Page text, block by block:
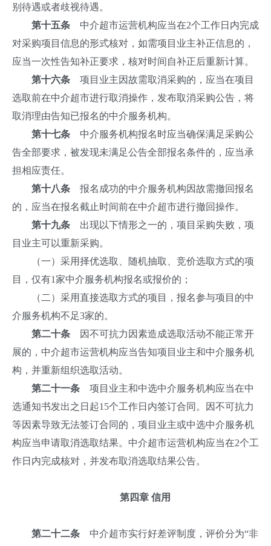
别待遇或者歧视待遇。
第十五条 中介超市运营机构应当在2个工作日内完成
对采购项目信息的形式核对，如需项目业主补正信息的，
应当一次性告知补正要求，核对时间自补正后重新计算。
第十六条 项目业主因故需取消采购的，应当在项目
选取前在中介超市进行取消操作，发布取消采购公告，将
取消理由告知已报名的中介服务机构。
第十七条 中介服务机构报名时应当确保满足采购公
告全部要求，被发现未满足公告全部报名条件的，应当承
担相应责任。
第十八条 报名成功的中介服务机构因故需撤回报名
的，应当在报名截止时间前在中介超市进行撤回操作。
第十九条 出现以下情形之一的，项目采购失败，项
目业主可以重新采购。
（一）采用择优选取、随机抽取、竞价选取方式的项
目，仅有1家中介服务机构报名或报价的；
（二）采用直接选取方式的项目，报名参与项目的中
介服务机构不足3家的。
第二十条
因不可抗力因素造成选取活动不能正常开
展的，中介超市运营机构应当告知项目业主和中介服务机
构，并重新组织选取活动。
第二十一条 项目业主和中选中介服务机构应当在中
选通知书发出之日起15个工作日内签订合同。因不可抗力
等因素导致无法签订合同的，项目业主或中选中介服务机
构应当申请取消选取结果。中介超市运营机构应当在2个工
作日内完成核对，并发布取消选取结果公告。
第四章 信用
第二十二条 中介超市实行好差评制度，评价分为“非